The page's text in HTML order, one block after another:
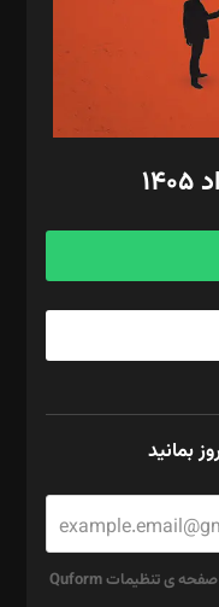
زاده
بمانید
برای استفاده از ریکپچا بایستی کلید API را در صفحه ی تنظیمات Quform